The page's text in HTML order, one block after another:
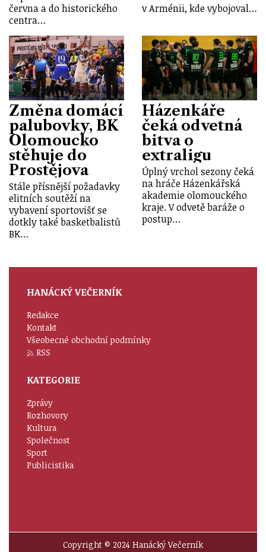
června a do historického
centra…
v Arménii, kde vybojoval…
Změna domácí
palubovky, BK
Olomoucko
stěhuje do
Prostějova
Stále přísnější požadavky
elitních soutěží na
vybavení sportovišť se
dotkly také basketbalistů
BK…
Házenkáře
čeká odvetná
bitva o
extraligu
Úplný vrchol sezony čeká
na hráče Házenkářská
akademie olomouckého
kraje. V odvetě baráže o
postup…
HANÁCKÝ VEČERNÍK
Redakce
Kontakt
Všeobecné obchodní podmínky
RSS
KATEGORIE
Zprávy
Rozhovory
Kultura
Společnost
Sport
Publicistika
Copyright © 2024 Hanácký Večerník